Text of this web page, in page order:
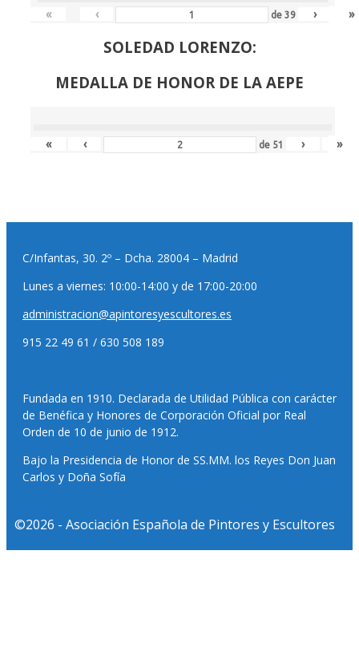
« ‹ de39 › »
SOLEDAD LORENZO:
MEDALLA DE HONOR DE LA AEPE
« ‹ de 51 › »
C/Infantas, 30. 2º – Dcha. 28004 – Madrid
Lunes a viernes: 10:00-14:00 y de 17:00-20:00
administracion@apintoresyescultores.es
915 22 49 61 / 630 508 189
Fundada en 1910. Declarada de Utilidad Pública con carácter
de Benéfica y Honores de Corporación Oficial por Real
Orden de 10 de junio de 1912.
Bajo la Presidencia de Honor de SS.MM. los Reyes Don Juan
Carlos y Doña Sofía
©2026 - Asociación Española de Pintores y Escultores